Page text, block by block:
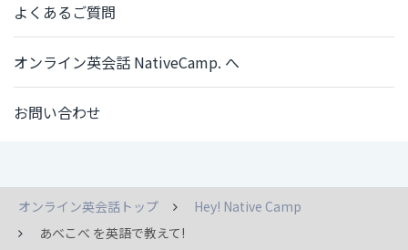
よくあるご質問
オンライン英会話 NativeCamp. へ
お問い合わせ
オンライン英会話トップ
Hey! Native Camp
あべこべ を英語で教えて!